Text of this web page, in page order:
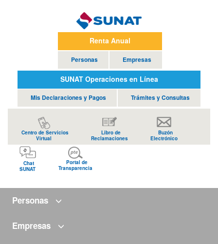
Renta Anual
Personas Empresas
SUNAT Operaciones en Línea
Mis Declaraciones y Pagos Trámites y Consultas
Centro de Servicios
Virtual
Libro de
Reclamaciones
Buzón
Electrónico
Chat
SUNAT
Portal de
Transparencia
Personas
Empresas